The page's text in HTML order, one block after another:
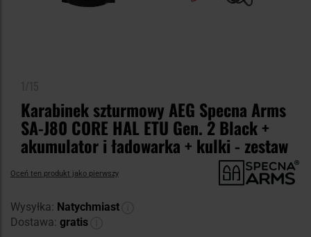
Karabinek szturmowy AEG Specna Arms
SA-J80 CORE HAL ETU Gen. 2 Black +
akumulator i ładowarka + kulki - zestaw
Oceń ten produkt jako pierwszy
Wysyłka: Natychmiast
Dostawa: gratis